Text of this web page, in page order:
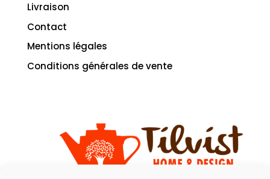
Livraison
Contact
Mentions légales
Conditions générales de vente